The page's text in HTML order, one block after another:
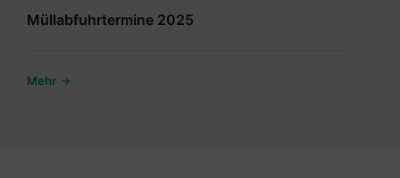
Müllabfuhrtermine 2025
Mehr